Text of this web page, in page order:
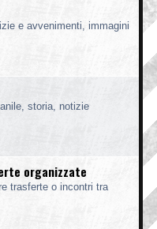
e avvenimenti, immagini
storia, notizie
organizzate
trasferte o incontri tra